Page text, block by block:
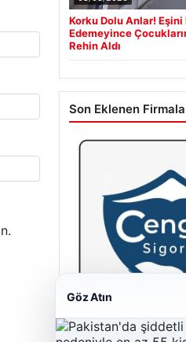
Korku Dolu Anlar! Eşini
Edemeyince
Rehin Aldı
Son Eklenen
Göz Atın